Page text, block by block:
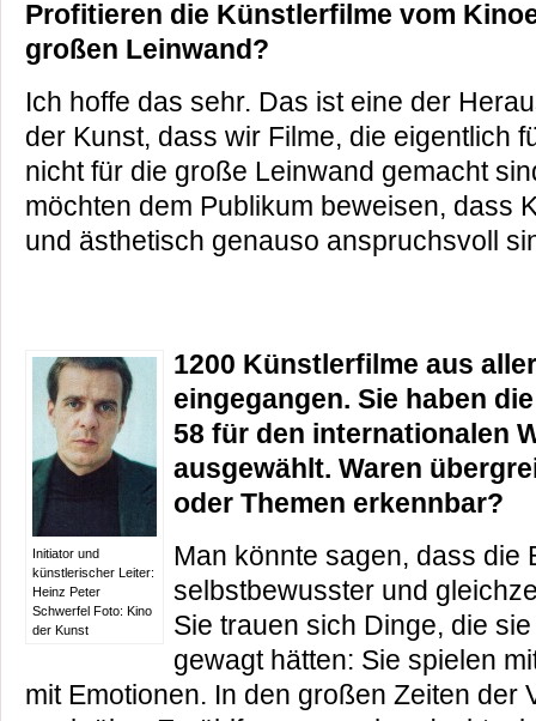
Profitieren die Künstlerfilme vom
großen Leinwand?
Ich hoffe das sehr. Das ist eine der
der Kunst, dass wir Filme, die eigentlich
nicht für die große Leinwand gemacht
möchten dem Publikum beweisen, dass
und ästhetisch genauso anspruchsvoll
Initiator und
künstlerischer Leiter:
Heinz Peter
Schwerfel Foto: Kino
der Kunst
1200 Künstlerfilme aus
eingegangen. Sie haben
58 für den internationalen
ausgewählt. Waren
oder Themen erkennbar?
Man könnte sagen, dass die
selbstbewusster und
Sie trauen sich Dinge, die
gewagt hätten: Sie spielen
mit Emotionen. In den großen Zeiten der